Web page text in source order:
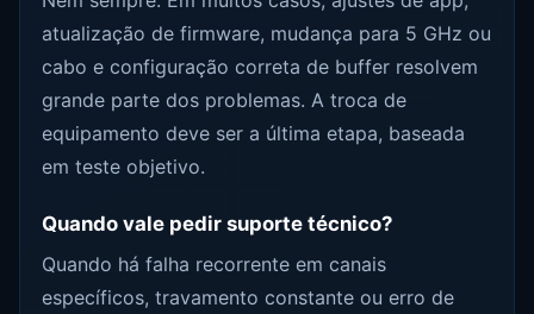
atualização de firmware, mudança para 5 GHz ou
cabo e configuração correta de buffer resolvem
grande parte dos problemas. A troca de
equipamento deve ser a última etapa, baseada
em teste objetivo.
Quando vale pedir suporte técnico?
Quando há falha recorrente em canais
específicos, travamento constante ou erro de